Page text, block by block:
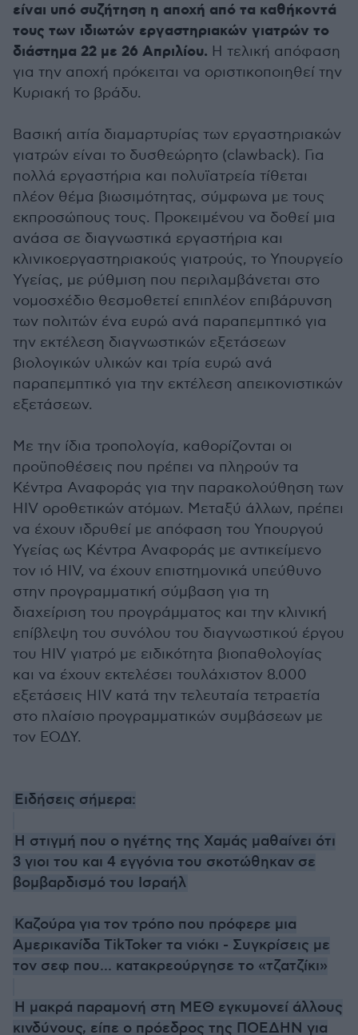
είναι υπό συζήτηση η αποχή από τα καθήκοντά
τους των ιδιωτών εργαστηριακών γιατρών το
διάστημα 22 με 26 Απριλίου. Η τελική απόφαση
για την αποχή πρόκειται να οριστικοποιηθεί την
Κυριακή το βράδυ.
Βασική αιτία διαμαρτυρίας των εργαστηριακών
γιατρών είναι το δυσθεώρητο (clawback). Για
πολλά εργαστήρια και πολυϊατρεία τίθεται
πλέον θέμα βιωσιμότητας, σύμφωνα με τους
εκπροσώπους τους. Προκειμένου να δοθεί μια
ανάσα σε διαγνωστικά εργαστήρια και
κλινικοεργαστηριακούς γιατρούς, το Υπουργείο
Υγείας, με ρύθμιση που περιλαμβάνεται στο
νομοσχέδιο θεσμοθετεί επιπλέον επιβάρυνση
των πολιτών ένα ευρώ ανά παραπεμπτικό για
την εκτέλεση διαγνωστικών εξετάσεων
βιολογικών υλικών και τρία ευρώ ανά
παραπεμπτικό για την εκτέλεση απεικονιστικών
εξετάσεων.
Με την ίδια τροπολογία, καθορίζονται οι
προϋποθέσεις που πρέπει να πληρούν τα
Κέντρα Αναφοράς για την παρακολούθηση των
HIV οροθετικών ατόμων. Μεταξύ άλλων, πρέπει
να έχουν ιδρυθεί με απόφαση του Υπουργού
Υγείας ως Κέντρα Αναφοράς με αντικείμενο
τον ιό HIV, να έχουν επιστημονικά υπεύθυνο
στην προγραμματική σύμβαση για τη
διαχείριση του προγράμματος και την κλινική
επίβλεψη του συνόλου του διαγνωστικού έργου
του HIV γιατρό με ειδικότητα βιοπαθολογίας
και να έχουν εκτελέσει τουλάχιστον 8.000
εξετάσεις HIV κατά την τελευταία τετραετία
στο πλαίσιο προγραμματικών συμβάσεων με
τον ΕΟΔΥ.
Ειδήσεις σήμερα:
H στιγμή που ο ηγέτης της Χαμάς μαθαίνει ότι
3 γιοι του και 4 εγγόνια του σκοτώθηκαν σε
βομβαρδισμό του Ισραήλ
Καζούρα για τον τρόπο που πρόφερε μια
Αμερικανίδα TikToker τα νιόκι - Συγκρίσεις με
τον σεφ που... κατακρεούργησε το «τζατζίκι»
Η μακρά παραμονή στη ΜΕΘ εγκυμονεί άλλους
κινδύνους, είπε ο πρόεδρος της ΠΟΕΔΗΝ για